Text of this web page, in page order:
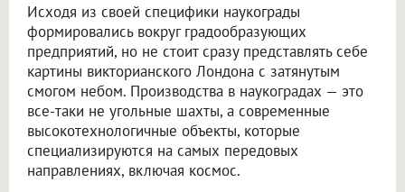
Исходя из своей специфики наукограды
формировались вокруг градообразующих
предприятий, но не стоит сразу представлять себе
картины викторианского Лондона с затянутым
смогом небом. Производства в наукоградах — это
все-таки не угольные шахты, а современные
высокотехнологичные объекты, которые
специализируются на самых передовых
направлениях, включая космос.